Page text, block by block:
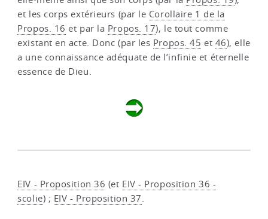
et les corps extérieurs (par le Corollaire 1 de la
Propos. 16 et par la Propos. 17), le tout comme
existant en acte. Donc (par les Propos. 45 et 46), elle
a une connaissance adéquate de l’infinie et éternelle
essence de Dieu.
EIV - Proposition 36 (et EIV - Proposition 36 -
scolie) ; EIV - Proposition 37